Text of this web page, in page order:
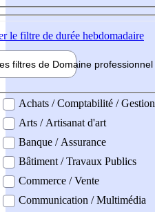
le filtre de durée hebdomadaire
filtres de Domaine professionnel
professionel
Achats / Comptabilité / Gestion
Arts / Artisanat d'art
Banque / Assurance
Bâtiment / Travaux Publics
Commerce / Vente
Communication / Multimédia